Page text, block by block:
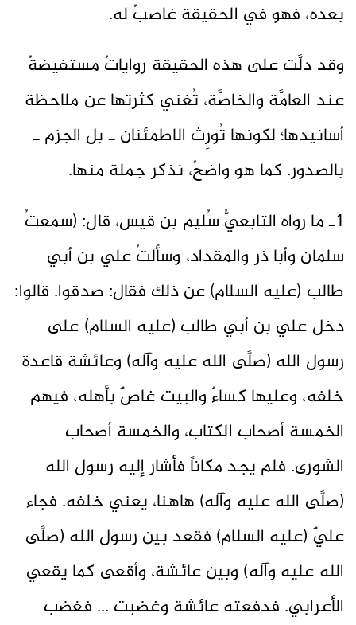
بعده، فهو في الحقيقة غاصبٌ له.
وقد دلَّت على هذه الحقيقة رواياتٌ مستفيضةٌ
عند العامَّة والخاصَّة، تُغني كثرتها عن ملاحظة
أسانيدها؛ لكونها تُورِث الاطمئنان ـ بل الجزم ـ
بالصدور. كما هو واضحٌ، نذكر جملة منها.
1ـ ما رواه التابعيُّ سُليم بن قيس، قال: (سمعتُ
سلمان وأبا ذر والمقداد، وسألتُ علي بن أبي
طالب (عليه السلام) عن ذلك فقال: صدقوا. قالوا:
دخل علي بن أبي طالب (عليه السلام) على
رسول الله (صلَّى الله عليه وآله) وعائشة قاعدة
خلفه، وعليها كساءٌ والبيت غاصٌّ بأهله، فيهم
الخمسة أصحاب الكتاب، والخمسة أصحاب
الشورى. فلم يجد مكاناً فأشار إليه رسول الله
(صلَّى الله عليه وآله) هاهنا، يعني خلفه. فجاء
عليٌّ (عليه السلام) فقعد بين رسول الله (صلَّى
الله عليه وآله) وبين عائشة، وأقعى كما يقعي
الأعرابي. فدفعته عائشة وغضبت ... فغضب